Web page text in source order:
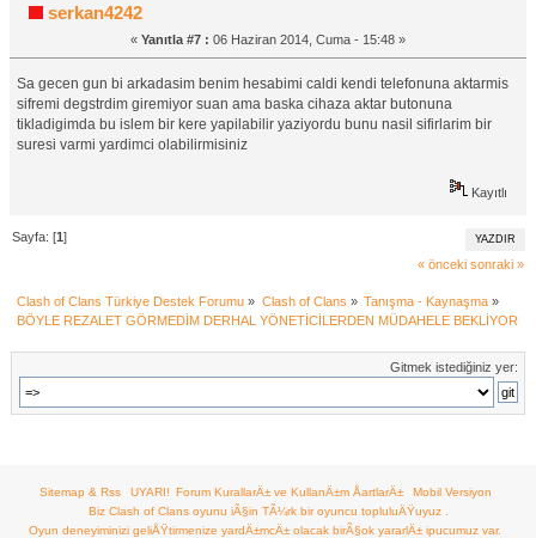
serkan4242
« Yanıtla #7 : 06 Haziran 2014, Cuma - 15:48 »
Sa gecen gun bi arkadasim benim hesabimi caldi kendi telefonuna aktarmis
sifremi degstrdim giremiyor suan ama baska cihaza aktar butonuna
tikladigimda bu islem bir kere yapilabilir yaziyordu bunu nasil sifirlarim bir
suresi varmi yardimci olabilirmisiniz
Kayıtlı
YAZDIR
Sayfa: [1]
« önceki sonraki »
Clash of Clans Türkiye Destek Forumu » Clash of Clans » Tanışma - Kaynaşma»
BÖYLE REZALET GÖRMEDİM DERHAL YÖNETİCİLERDEN MÜDAHELE
Gitmek istediğiniz yer:
Sitemap & Rss UYARI! Forum KurallarÄ± ve KullanÄ±m ÅartlarÄ±
Mobil Versiyon
Biz Clash of Clans oyunu iÃ§in TÃ¼rk bir oyuncu topluluÄŸuyuz .
Oyun deneyiminizi geliÅŸtirmenize yardÄ±mcÄ± olacak birÃ§ok yararlÄ± ipucumuz var.